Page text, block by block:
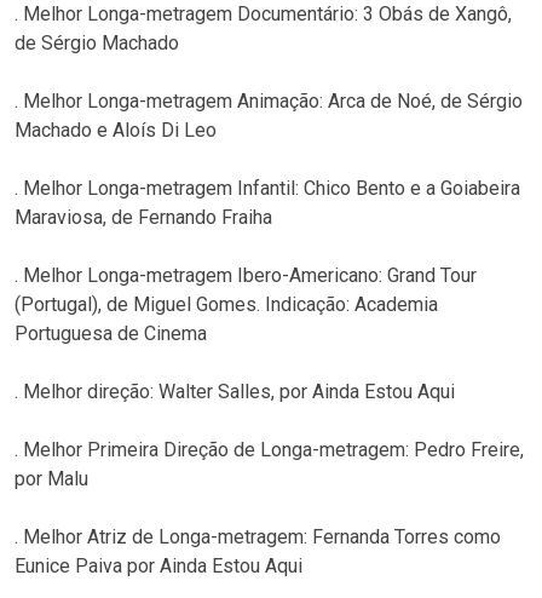
. Melhor Longa-metragem Documentário: 3 Obás de Xangô,
de Sérgio Machado
. Melhor Longa-metragem Animação: Arca de Noé, de Sérgio
Machado e Aloís Di Leo
. Melhor Longa-metragem Infantil: Chico Bento e a Goiabeira
Maraviosa, de Fernando Fraiha
. Melhor Longa-metragem Ibero-Americano: Grand Tour
(Portugal), de Miguel Gomes. Indicação: Academia
Portuguesa de Cinema
. Melhor direção: Walter Salles, por Ainda Estou Aqui
. Melhor Primeira Direção de Longa-metragem: Pedro Freire,
por Malu
. Melhor Atriz de Longa-metragem: Fernanda Torres como
Eunice Paiva por Ainda Estou Aqui